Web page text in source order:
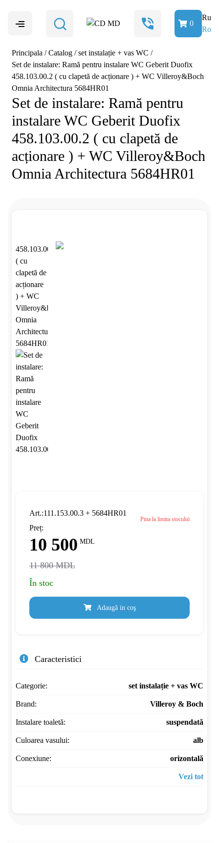
0
Ru
Ro
Principala / Catalog / set instalație + vas WC /
Set de instalare: Ramă pentru instalare WC Geberit Duofix
458.103.00.2 ( cu clapetă de acționare ) + WC Villeroy&Boch
Omnia Architectura 5684HR01
Set de instalare: Ramă pentru
instalare WC Geberit Duofix
458.103.00.2 ( cu clapetă de
acționare ) + WC Villeroy&Boch
Omnia Architectura 5684HR01
Art.:111.153.00.3 + 5684HR01
Preț:
10 500 MDL
11 800 MDL
În stoc
Pina la limita stocului
Adaugă in coş
Caracteristici
Categorie: set instalație + vas WC
Brand: Villeroy & Boch
Instalare toaletă: suspendată
Culoarea vasului: alb
Conexiune: orizontală
Vezi tot